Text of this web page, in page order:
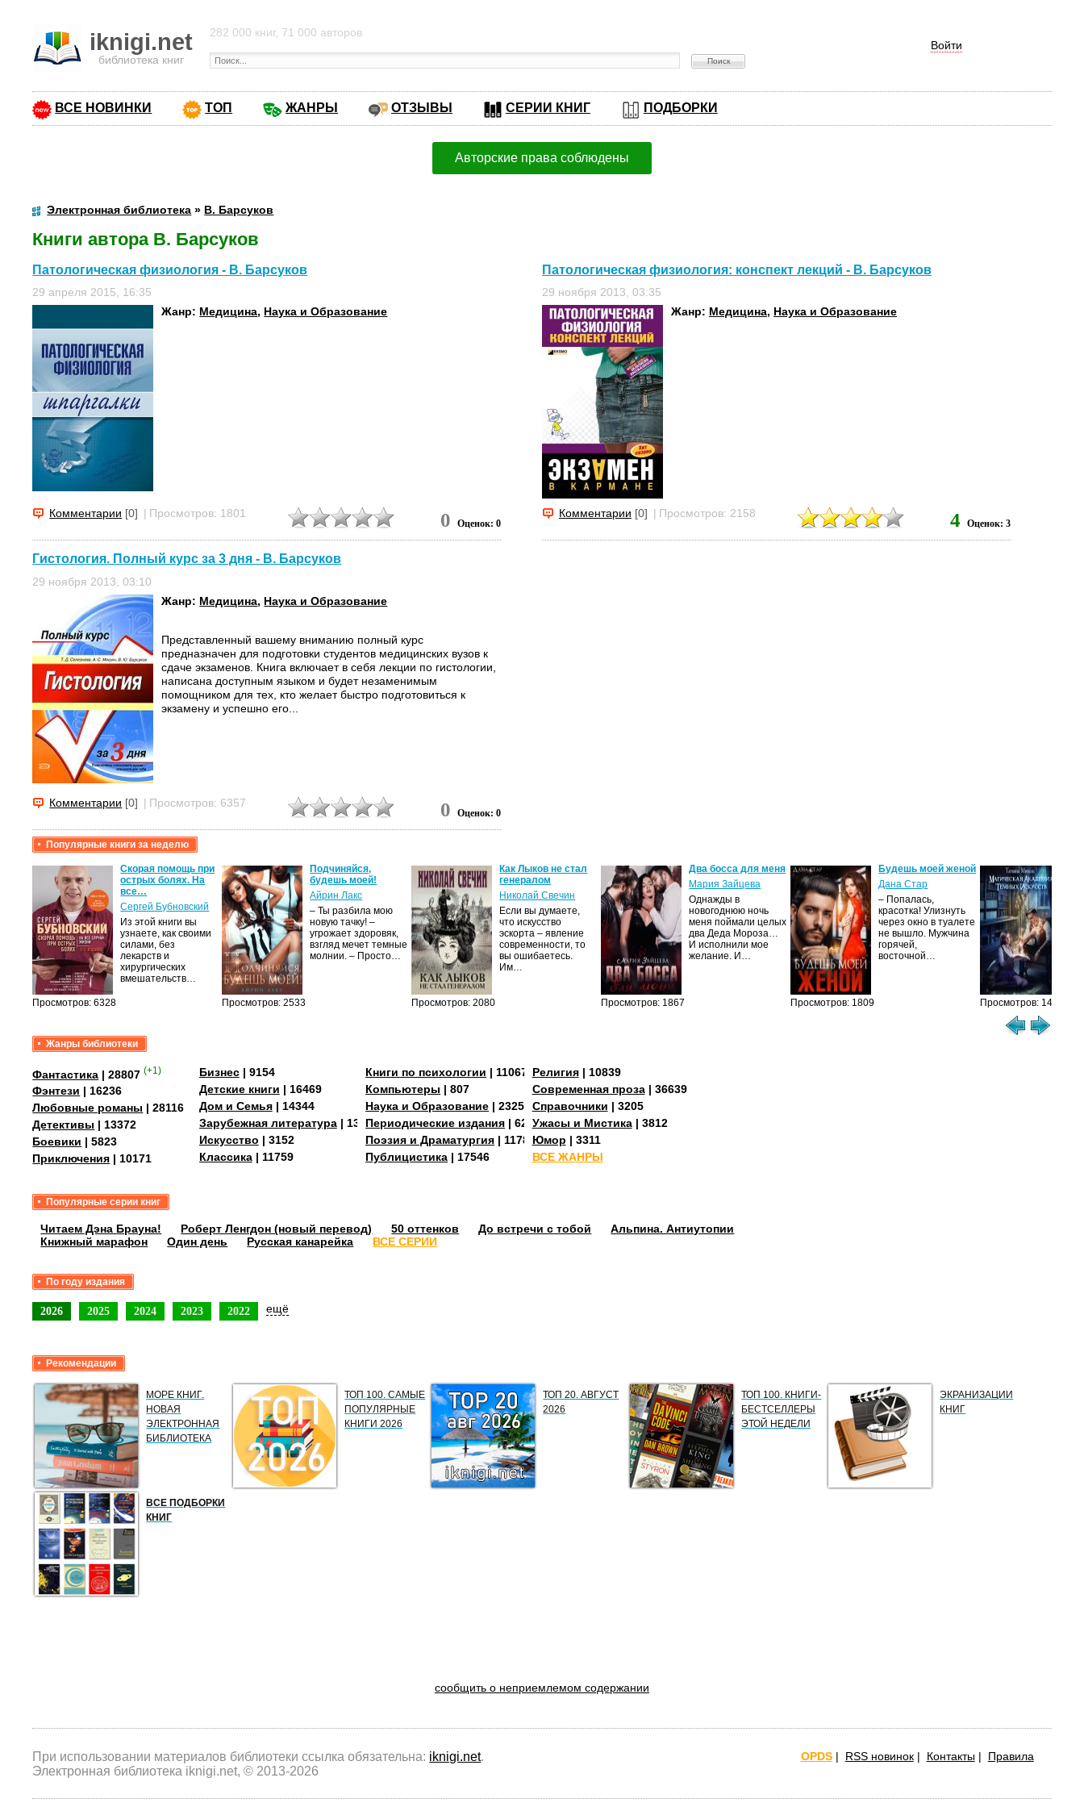
iknigi.net
библиотека книг
Войти
282 000 книг, 71 000 авторов
ВСЕ НОВИНКИ ТОП ЖАНРЫ ОТЗЫВЫ СЕРИИ КНИГ ПОДБОРКИ
Авторские права соблюдены
Электронная библиотека » В. Барсуков
Книги автора В. Барсуков
Патологическая физиология - В. Барсуков
29 апреля 2015, 16:35
Жанр: Медицина, Наука и Образование
Комментарии [0] | Просмотров: 1801 0 Оценок: 0
Патологическая физиология: конспект лекций - В. Барсуков
29 ноября 2013, 03:35
Жанр: Медицина, Наука и Образование
Комментарии [0] | Просмотров: 2158 4 Оценок: 3
Гистология. Полный курс за 3 дня - В. Барсуков
29 ноября 2013, 03:10
Жанр: Медицина, Наука и Образование
Представленный вашему вниманию полный курс
предназначен для подготовки студентов медицинских вузов к
сдаче экзаменов. Книга включает в себя лекции по гистологии,
написана доступным языком и будет незаменимым
помощником для тех, кто желает быстро подготовиться к
экзамену и успешно его...
Комментарии [0] | Просмотров: 6357 0 Оценок: 0
Популярные книги за неделю
Просмотров: 6328
Скорая помощь при
острых болях. На
все…
Сергей Бубновский
Из этой книги вы
узнаете, как своими
силами, без
лекарств и
хирургических
вмешательств…
Просмотров: 2533
Подчиняйся,
будешь моей!
Айрин Лакс
– Ты разбила мою
новую тачку! –
угрожает здоровяк,
взгляд мечет темные
молнии. – Просто…
Просмотров: 2080
Как Лыков не стал
генералом
Николай Свечин
Если вы думаете,
что искусство
эскорта – явление
современности, то
вы ошибаетесь.
Им…
Просмотров: 1867
Два босса для меня
Мария Зайцева
Однажды в
новогоднюю ночь
меня поймали целых
два Деда Мороза…
И исполнили мое
желание. И…
Просмотров: 1809
Будешь моей женой
Дана Стар
– Попалась,
красотка! Улизнуть
через окно в туалете
не вышло. Мужчина
горячей,
восточной…
Просмотров: 1473
Жанры библиотеки
Фантастика | 28807 (+1)
Фэнтези | 16236
Любовные романы | 28116
Детективы | 13372
Боевики | 5823
Приключения | 10171
Бизнес| 9154
Детские книги | 16469
Дом и Семья| 14344
Зарубежная литература| 13273
Искусство | 3152
Классика| 11759
Книги по психологии | 11067
Компьютеры | 807
Наука и Образование | 23255
Периодические издания | 629
Поэзия и Драматургия | 11784
Публицистика | 17546
Религия| 10839
Современная проза| 36639
Справочники | 3205
Ужасы и Мистика| 3812
Юмор | 3311
ВСЕ ЖАНРЫ
Популярные серии книг
Читаем Дэна Брауна! Роберт Ленгдон (новый перевод) 50 оттенков До встречи с тобой
Альпина. Антиутопии
Книжный марафон
Один день Русская канарейка ВСЕ СЕРИИ
По году издания
2026 2025 2024 2023 2022 ещё
Рекомендации
МОРЕ КНИГ.
НОВАЯ
ЭЛЕКТРОННАЯ
БИБЛИОТЕКА
ТОП 100. САМЫЕ
ПОПУЛЯРНЫЕ
КНИГИ 2026
ТОП 20. АВГУСТ
2026
ТОП 100. КНИГИ-
БЕСТСЕЛЛЕРЫ
ЭТОЙ НЕДЕЛИ
ЭКРАНИЗАЦИИ
КНИГ
ВСЕ ПОДБОРКИ
КНИГ
сообщить о неприемлемом содержании
При использовании материалов библиотеки ссылка обязательна: iknigi.net.
Электронная библиотека iknigi.net, © 2013-2026
OPDS| RSS новинок| Контакты| Правила